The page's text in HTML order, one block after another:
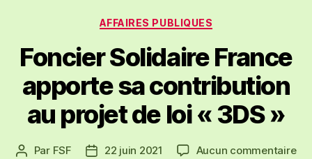
Catégories
AFFAIRES PUBLIQUES
Foncier Solidaire France
apporte sa contribution
au projet de loi « 3DS »
Auteur
Par FSF
Date22 juin 2021 Aucun commentairesur